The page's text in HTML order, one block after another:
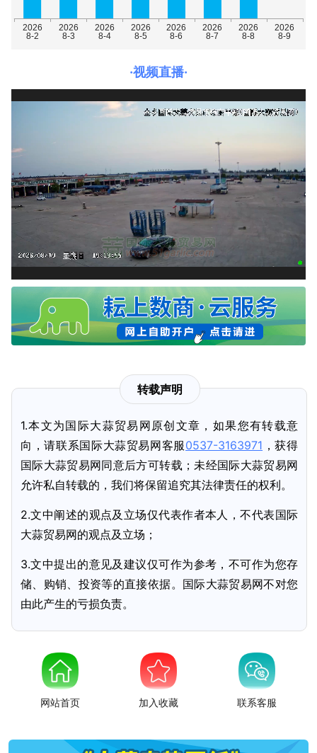
·视频直播·
转载声明
1.本文为国际大蒜贸易网原创文章，如果您有转载意
向，请联系国际大蒜贸易网客服 0537-3163971 ，获得
国际大蒜贸易网同意后方可转载；未经国际大蒜贸易网
允许私自转载的，我们将保留追究其法律责任的权利。
2.文中阐述的观点及立场仅代表作者本人，不代表国际
大蒜贸易网的观点及立场；
3.文中提出的意见及建议仅可作为参考，不可作为您存
储、购销、投资等的直接依据。国际大蒜贸易网不对您
由此产生的亏损负责。
网站首页 加入收藏 联系客服